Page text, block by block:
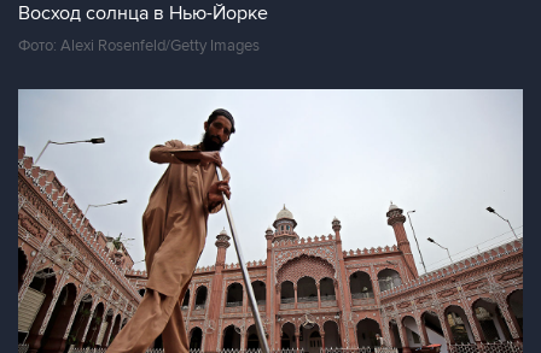
Восход солнца в Нью-Йорке
Фото: Alexi Rosenfeld/Getty Images